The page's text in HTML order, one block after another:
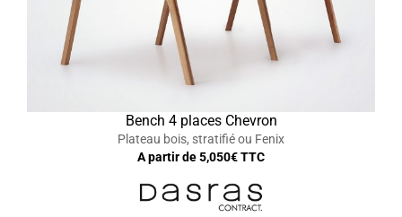
Bench 4 places Chevron
Plateau bois, stratifié ou Fenix
A partir de5,050€ TTC